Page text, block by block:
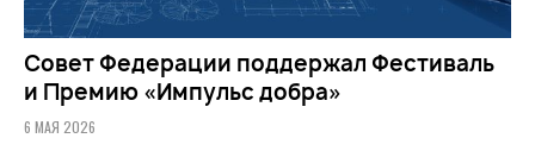
Совет Федерации поддержал Фестиваль
и Премию «Импульс добра»
6 МАЯ 2026